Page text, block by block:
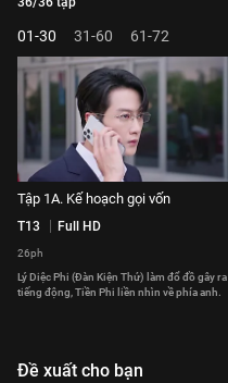
01-30 31-60 61-72
Tập 1A. Kế hoạch gọi vốn
T13 Full HD
26ph
Lý Diệc Phi (Đàn Kiện Thứ) làm đổ đồ gây ra
tiếng động, Tiền Phi liền nhìn về phía anh.
Đề xuất cho bạn